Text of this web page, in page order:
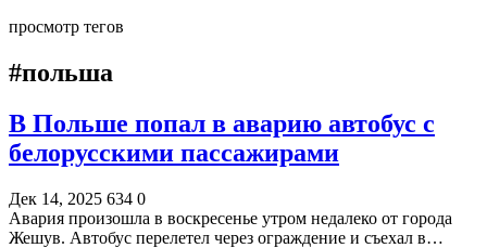
просмотр тегов
#польша
В Польше попал в аварию автобус с
белорусскими пассажирами
Дек 14, 2025 634 0
Авария произошла в воскресенье утром недалеко от города
Жешув. Автобус перелетел через ограждение и съехал в…